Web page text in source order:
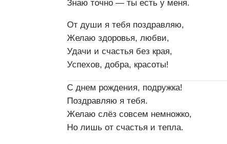
Знаю точно — ты есть у меня.
От души я тебя поздравляю,
Желаю здоровья, любви,
Удачи и счастья без края,
Успехов, добра, красоты!
С днем рождения, подружка!
Поздравляю я тебя.
Желаю слёз совсем немножко,
Но лишь от счастья и тепла.